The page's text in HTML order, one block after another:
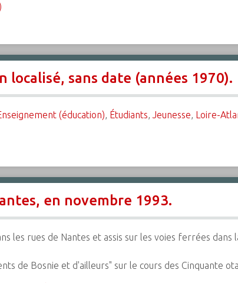
sans date (années 1970).
(éducation), Étudiants, Jeunesse, Loire-
en novembre 1993.
les rues de Nantes et assis sur les voies ferrées
de Bosnie et d'ailleurs" sur le cours des Cinquante